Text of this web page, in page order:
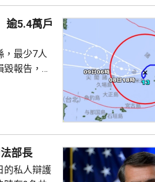
到，即便是
效應，...
逾5.4萬戶
，最少7人
報告，有
人疏散到
風速每小
量超過
部長
的私人辯護